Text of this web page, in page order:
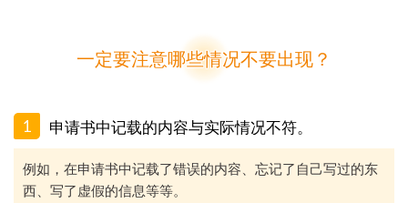
一定要注意哪些情况不要出现？
1 申请书中记载的内容与实际情况不符。
例如，在申请书中记载了错误的内容、忘记了自己写过的东
西、写了虚假的信息等等。